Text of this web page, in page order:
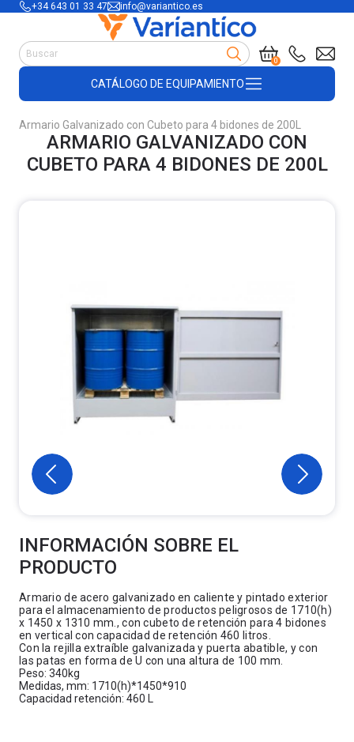
+34 643 01 33 47 info@variantico.es
0
CATÁLOGO DE EQUIPAMIENTO
Accesorios para carretillas
Útiles de almacén
Productos de plástico y madera
Encofrado
Armario Galvanizado con Cubeto para 4 bidones de 200L
ARMARIO GALVANIZADO CON
CUBETO PARA 4 BIDONES DE 200L
INFORMACIÓN SOBRE EL
PRODUCTO
Armario de acero galvanizado en caliente y pintado exterior
para el almacenamiento de productos peligrosos de 1710(h)
x 1450 x 1310 mm., con cubeto de retención para 4 bidones
en vertical con capacidad de retención 460 litros.
Con la rejilla extraíble galvanizada y puerta abatible, y con
las patas en forma de U con una altura de 100 mm.
Peso: 340kg
Medidas, mm: 1710(h)*1450*910
Capacidad retención: 460 L